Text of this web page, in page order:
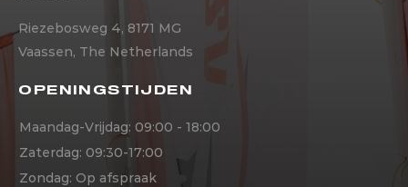
Riezebosweg 4, 8171 MG
Vaassen, The Netherlands
OPENINGSTIJDEN
Maandag-Vrijdag: 09:00 - 18:00
Zaterdag: 09:30-17:00
Zondag: Op afspraak